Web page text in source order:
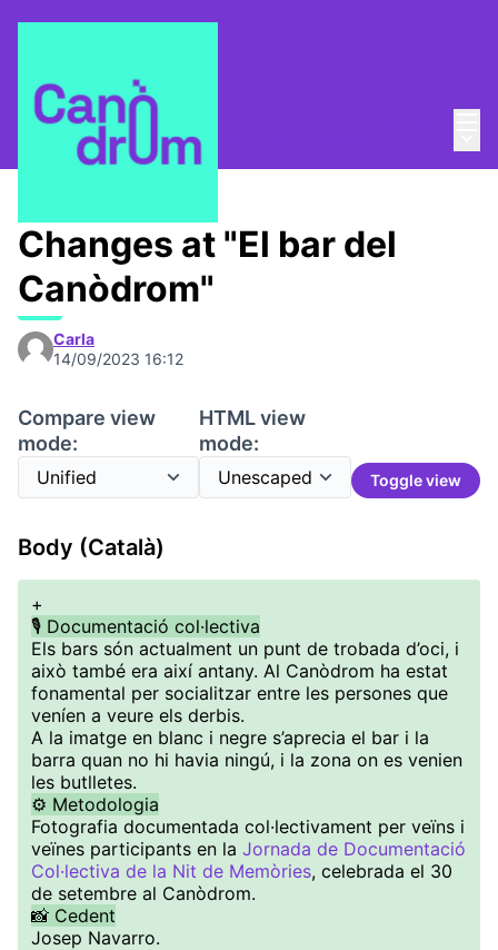
Taula de Memòries / 📸 Living bank memory
Changes at "El bar del
Canòdrom"
Carla
14/09/2023 16:12
Compare view
mode:
HTML view
mode:
Toggle view
Body (Català)
+
🎙️ Documentació col·lectiva
Els bars són actualment un punt de trobada d’oci, i
això també era així antany. Al Canòdrom ha estat
fonamental per socialitzar entre les persones que
veníen a veure els derbis.
A la imatge en blanc i negre s’aprecia el bar i la
barra quan no hi havia ningú, i la zona on es venien
les butlletes.
⚙️ Metodologia
Fotografia documentada col·lectivament per veïns i
veïnes participants en la Jornada de Documentació
Col·lectiva de la Nit de Memòries, celebrada el 30
de setembre al Canòdrom.
📸 Cedent
Josep Navarro.